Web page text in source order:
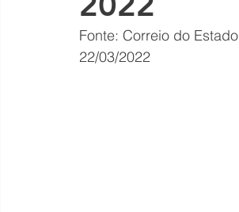
Fonte: Correio do Estado
22/03/2022